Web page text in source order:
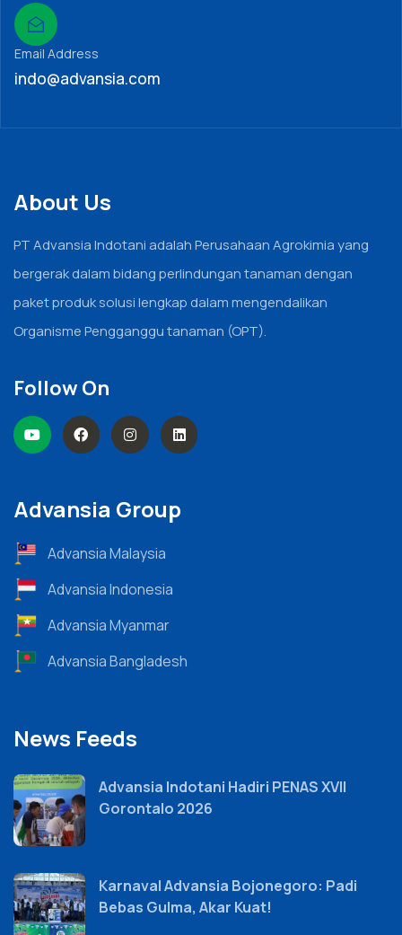
Email Address
indo@advansia.com
About Us
PT Advansia Indotani adalah Perusahaan Agrokimia yang
bergerak dalam bidang perlindungan tanaman dengan
paket produk solusi lengkap dalam mengendalikan
Organisme Pengganggu tanaman (OPT).
Follow On
Advansia Group
Advansia Malaysia
Advansia Indonesia
Advansia Myanmar
Advansia Bangladesh
News Feeds
Advansia Indotani Hadiri PENAS XVII
Gorontalo 2026
Karnaval Advansia Bojonegoro: Padi
Bebas Gulma, Akar Kuat!